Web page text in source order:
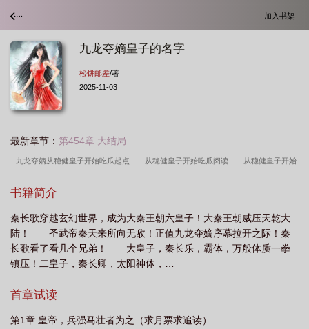
加入书架
九龙夺嫡皇子的名字
松饼邮差/著
2025-11-03
最新章节： 第454章 大结局
九龙夺嫡从稳健皇子开始吃瓜起点 从稳健皇子开始吃瓜阅读 从稳健皇子开始
章 九龙夺嫡 顺控
控 九龙夺嫡从稳健皇子开始吃瓜 从稳健皇子开始吃瓜作者松 九龙夺嫡皇子
的名字 九龙夺嫡从稳健皇子开始吃瓜免费 写九龙夺嫡的 九龙夺嫡从稳健皇
子开始吃瓜TXT 7. 九龙夺嫡之胤祹
格免费 从稳健皇子开始吃瓜作者松饼邮差篱笆好文学
libahao 从稳健皇子开始吃瓜 九龙夺嫡的男主 从稳健皇子开始吃瓜百度百
书籍简介
秦长歌穿越玄幻世界，成为大秦王朝六皇子！大秦王朝威压天乾大
陆！ 圣武帝秦天来所向无敌！正值九龙夺嫡序幕拉开之际！秦
长歌看了看几个兄弟！ 大皇子，秦长乐，霸体，万般体质一拳
镇压！二皇子，秦长卿，太阳神体，…
首章试读
第1章 皇帝，兵强马壮者为之（求月票求追读）